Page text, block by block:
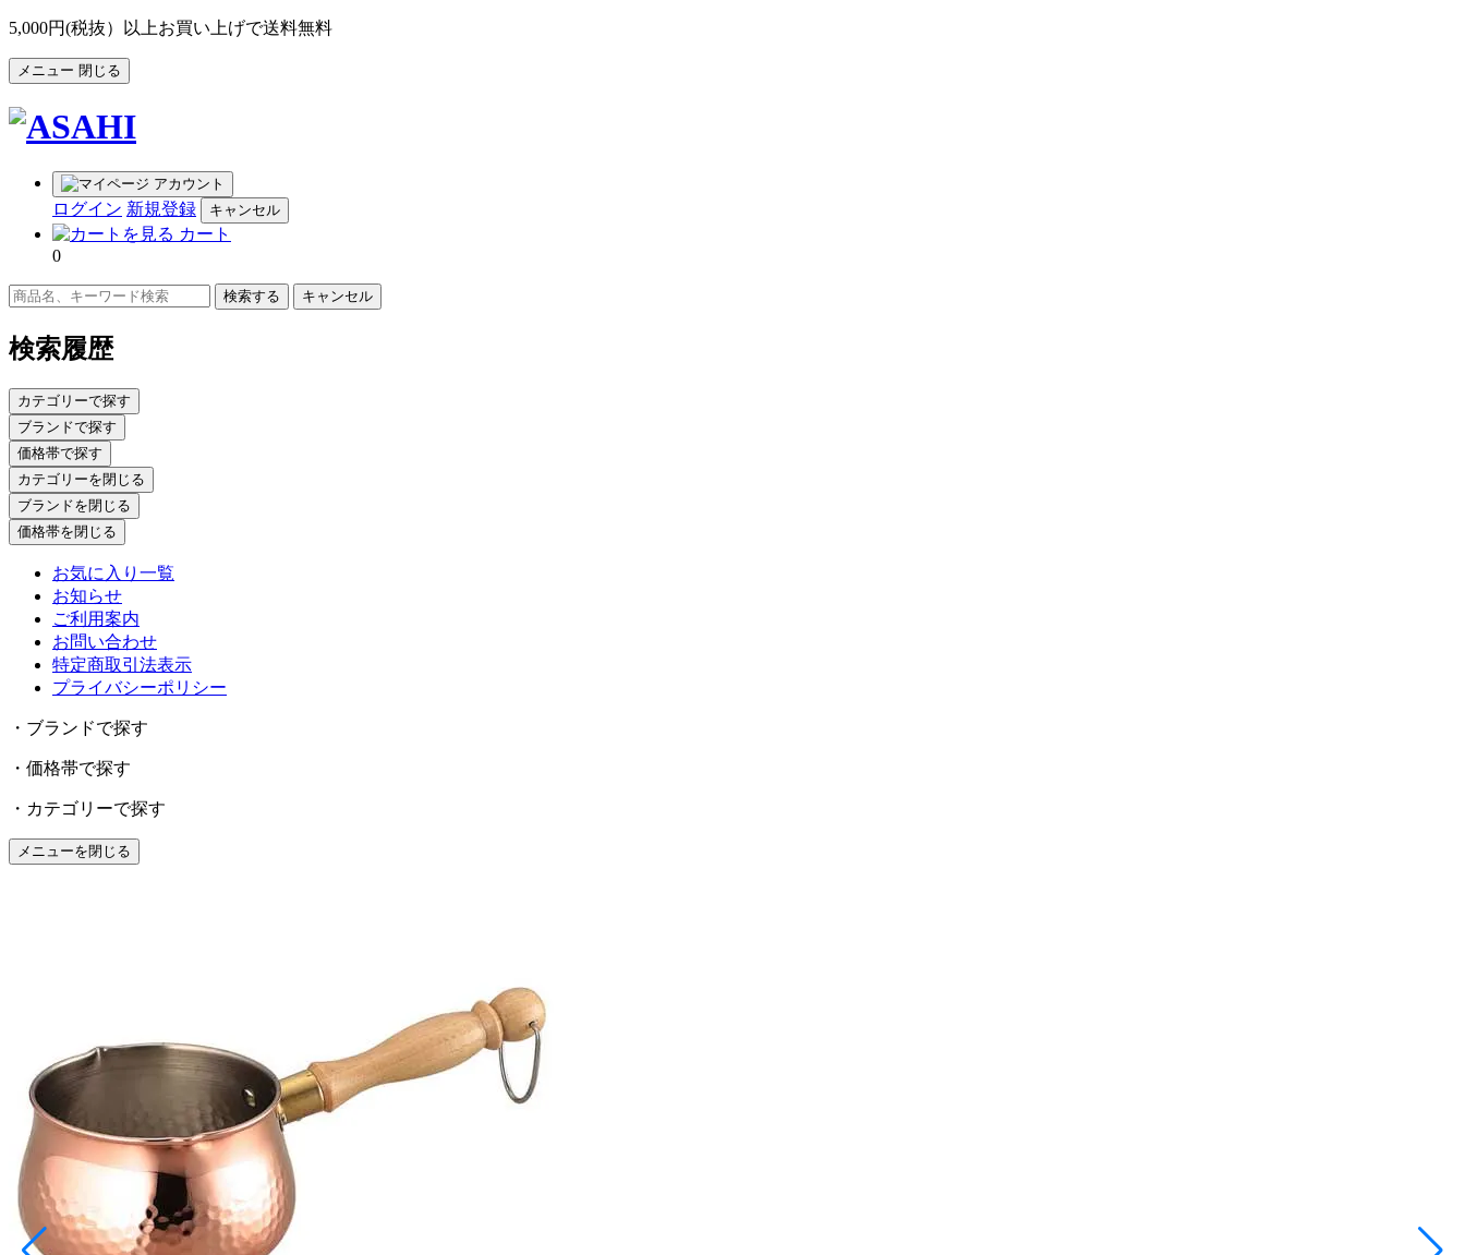
5,000円(税抜）以上お買い上げで送料無料
メニュー 閉じる
アカウント
ログイン 新規登録 キャンセル
カート
0
キャンセル
検索履歴
カテゴリーで探す
ブランドで探す
価格帯で探す
カテゴリーを閉じる
ブランドを閉じる
価格帯を閉じる
お気に入り一覧
お知らせ
ご利用案内
お問い合わせ
特定商取引法表示
プライバシーポリシー
・ブランドで探す
・価格帯で探す
・カテゴリーで探す
メニューを閉じる